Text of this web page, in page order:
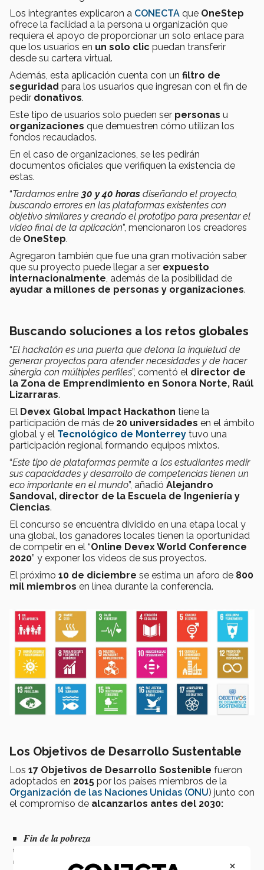
Los integrantes explicaron a CONECTA que OneStep
ofrece la facilidad a la persona u organización que
requiera el apoyo de proporcionar un solo enlace para
que los usuarios en un solo clic puedan transferir
desde su cartera virtual.
Además, esta aplicación cuenta con un filtro de
seguridad para los usuarios que ingresan con el fin de
pedir donativos.
Este tipo de usuarios solo pueden ser personas u
organizaciones que demuestren cómo utilizan los
fondos recaudados.
En el caso de organizaciones, se les pedirán
documentos oficiales que verifiquen la existencia de
estas.
“Tardamos entre 30 y 40 horas diseñando el proyecto,
buscando errores en las plataformas existentes con
objetivo similares y creando el prototipo para presentar el
video final de la aplicación”, mencionaron los creadores
de OneStep.
Agregaron también que fue una gran motivación saber
que su proyecto puede llegar a ser expuesto
internacionalmente, además de la posibilidad de
ayudar a millones de personas y organizaciones.
Buscando soluciones a los retos globales
“El hackatón es una puerta que detona la inquietud de
generar proyectos para atender necesidades y de hacer
sinergia con múltiples perfiles”, comentó el director de
la Zona de Emprendimiento en Sonora Norte, Raúl
Lizarraras.
El Devex Global Impact Hackathon tiene la
participación de más de 20 universidades en el ámbito
global y el Tecnológico de Monterrey tuvo una
participación regional formando equipos mixtos.
“Este tipo de plataformas permite a los estudiantes medir
sus capacidades y desarrollo de competencias tienen un
eco importante en el mundo”, añadió Alejandro
Sandoval, director de la Escuela de Ingeniería y
Ciencias.
El concurso se encuentra dividido en una etapa local y
una global, los ganadores locales tienen la oportunidad
de competir en el “Online Devex World Conference
2020” y exponer los videos de sus proyectos.
El próximo 10 de diciembre se estima un aforo de 800
mil miembros en línea durante la conferencia.
Los Objetivos de Desarrollo Sustentable
Los 17 Objetivos de Desarrollo Sostenible fueron
adoptados en 2015 por los países miembros de la
Organización de las Naciones Unidas (ONU) junto con
el compromiso de alcanzarlos antes del 2030:
Fin de la pobreza
Salud y bienestar
×